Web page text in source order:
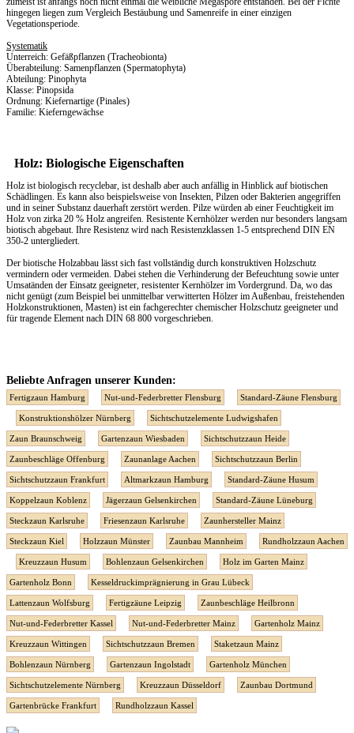
hingegen liegen zum Vergleich Bestäubung und Samenreife in einer einzigen
Vegetationsperiode.
Systematik
Unterreich: Gefäßpflanzen (Tracheobionta)
Überabteilung: Samenpflanzen (Spermatophyta)
Abteilung: Pinophyta
Klasse: Pinopsida
Ordnung: Kiefernartige (Pinales)
Familie: Kieferngewächse
Holz: Biologische Eigenschaften
Holz ist biologisch recyclebar, ist deshalb aber auch anfällig in Hinblick auf biotischen
Schädlingen. Es kann also beispielsweise von Insekten, Pilzen oder Bakterien angegriffen
und in seiner Substanz dauerhaft zerstört werden. Pilze würden ab einer Feuchtigkeit im
Holz von zirka 20 % Holz angreifen. Resistente Kernhölzer werden nur besonders langsam
biotisch abgebaut. Ihre Resistenz wird nach Resistenzklassen 1-5 entsprechend DIN EN
350-2 untergliedert.
Der biotische Holzabbau lässt sich fast vollständig durch konstruktiven Holzschutz
vermindern oder vermeiden. Dabei stehen die Verhinderung der Befeuchtung sowie unter
Umsatänden der Einsatz geeigneter, resistenter Kernhölzer im Vordergrund. Da, wo das
nicht genügt (zum Beispiel bei unmittelbar verwitterten Hölzer im Außenbau, freistehenden
Holzkonstruktionen, Masten) ist ein fachgerechter chemischer Holzschutz geeigneter und
für tragende Element nach DIN 68 800 vorgeschrieben.
Beliebte Anfragen unserer Kunden:
Fertigzaun Hamburg Nut-und-Federbretter Flensburg Standard-Zäune Flensburg
Konstruktionshölzer Nürnberg Sichtschutzelemente Ludwigshafen
Zaun Braunschweig Gartenzaun Wiesbaden Sichtschutzzaun Heide
Zaunbeschläge Offenburg Zaunanlage Aachen Sichtschutzzaun Berlin
Sichtschutzzaun Frankfurt Altmarkzaun Hamburg Standard-Zäune Husum
Koppelzaun Koblenz Jägerzaun Gelsenkirchen Standard-Zäune Lüneburg
Steckzaun Karlsruhe Friesenzaun Karlsruhe Zaunhersteller Mainz
Steckzaun Kiel Holzzaun Münster Zaunbau Mannheim Rundholzzaun Aachen
Kreuzzaun Husum Bohlenzaun Gelsenkirchen Holz im Garten Mainz
Gartenholz Bonn Kesseldruckimprägnierung in Grau Lübeck
Lattenzaun Wolfsburg Fertigzäune Leipzig Zaunbeschläge Heilbronn
Nut-und-Federbretter Kassel Nut-und-Federbretter Mainz Gartenholz Mainz
Kreuzzaun Wittingen Sichtschutzzaun Bremen Staketzaun Mainz
Bohlenzaun Nürnberg Gartenzaun Ingolstadt Gartenholz München
Sichtschutzelemente Nürnberg Kreuzzaun Düsseldorf Zaunbau Dortmund
Gartenbrücke Frankfurt Rundholzzaun Kassel